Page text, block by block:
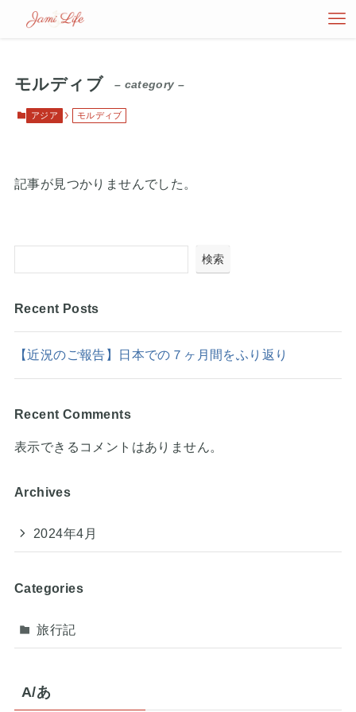
モルディブ – category –
アジア モルディブ
記事が見つかりませんでした。
検索
Recent Posts
【近況のご報告】日本での７ヶ月間をふり返り
Recent Comments
表示できるコメントはありません。
Archives
2024年4月
Categories
旅行記
A/あ